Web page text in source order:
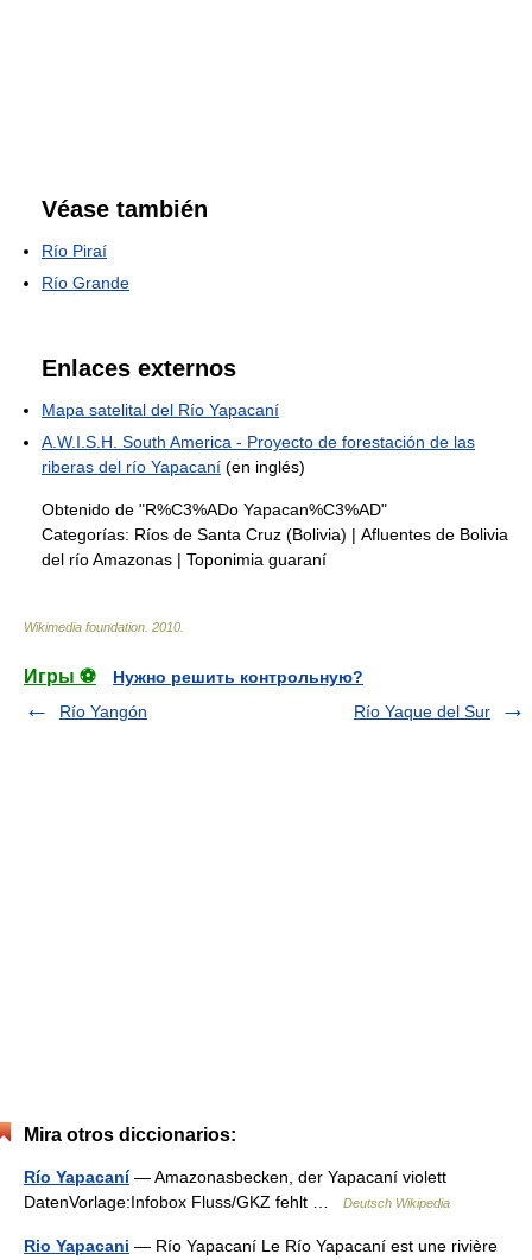
Véase también
Río Piraí
Río Grande
Enlaces externos
Mapa satelital del Río Yapacaní
A.W.I.S.H. South America - Proyecto de forestación de las
riberas del río Yapacaní (en inglés)
Obtenido de "R%C3%ADo Yapacan%C3%AD"
Categorías: Ríos de Santa Cruz (Bolivia) | Afluentes de Bolivia
del río Amazonas | Toponimia guaraní
Wikimedia foundation 2010
Игры ⚽
Нужно решить контрольную?
Río Yangón
Río Yaque del Sur
Mira otros diccionarios:
Río Yapacaní— Amazonasbecken, der Yapacaní violett
DatenVorlage:Infobox Fluss/GKZ fehlt …
Deutsch Wikipedia
Rio Yapacani — Río Yapacaní Le Río Yapacaní est une rivière